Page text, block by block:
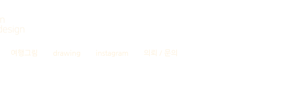
여행그림 drawing instagram 의뢰 / 문의